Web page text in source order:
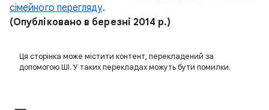
сімейного перегляду.
(Опубліковано в березні 2014 р.)
Ця сторінка може містити контент, перекладений за
допомогою ШІ. У таких перекладах можуть бути помилки.